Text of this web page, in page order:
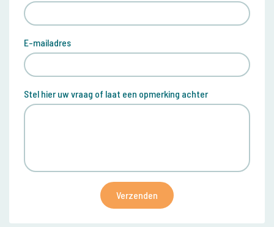
E-mailadres
Stel hier uw vraag of laat een opmerking achter
Verzenden